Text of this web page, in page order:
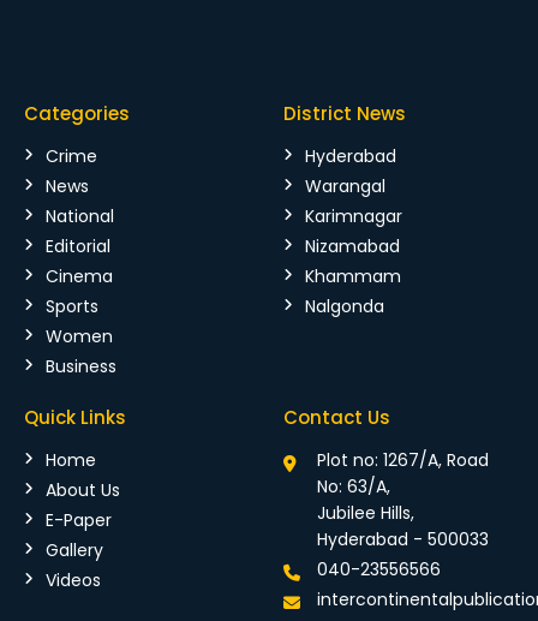
Categories
Crime
News
National
Editorial
Cinema
Sports
Women
Business
District News
Hyderabad
Warangal
Karimnagar
Nizamabad
Khammam
Nalgonda
Quick Links
Home
About Us
E-Paper
Gallery
Videos
Contact Us
Plot no: 1267/A, Road
No: 63/A,
Jubilee Hills,
Hyderabad - 500033
040-23556566